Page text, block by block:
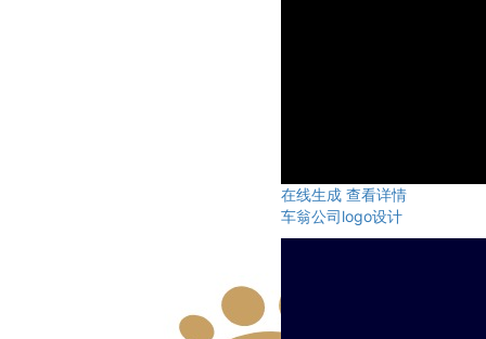
在线生成 查看详情
车翁公司logo设计